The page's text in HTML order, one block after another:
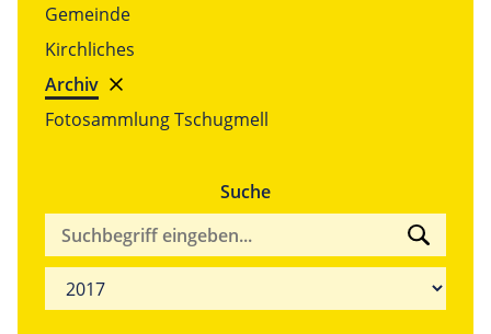
Gemeinde
Kirchliches
Archiv
Fotosammlung Tschugmell
Suche